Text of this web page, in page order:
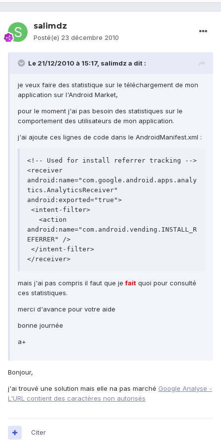
salimdz
Posté(e) 23 décembre 2010
Le 21/12/2010 à 15:17, salimdz a dit :
je veux faire des statistique sur le téléchargement de mon
application sur l'Android Market,
pour le moment j'ai pas besoin des statistiques sur le
comportement des utilisateurs de mon application.
j'ai ajoute ces lignes de code dans le AndroidManifest.xml :
<!-- Used for install referrer tracking -->
<receiver
android:name="com.google.android.apps.analy
tics.AnalyticsReceiver"
android:exported="true">
android:name="com.android.vending.INSTALL_R
EFERRER" />
mais j'ai pas compris il faut que jefait quoi pour consulté
ces statistiques.
merci d'avance pour votre aide
bonne journée
a+
Bonjour,
j'ai trouvé une solution mais elle na pas marché Google Analyse -
L'URL contient des caractères non autorisés
Citer